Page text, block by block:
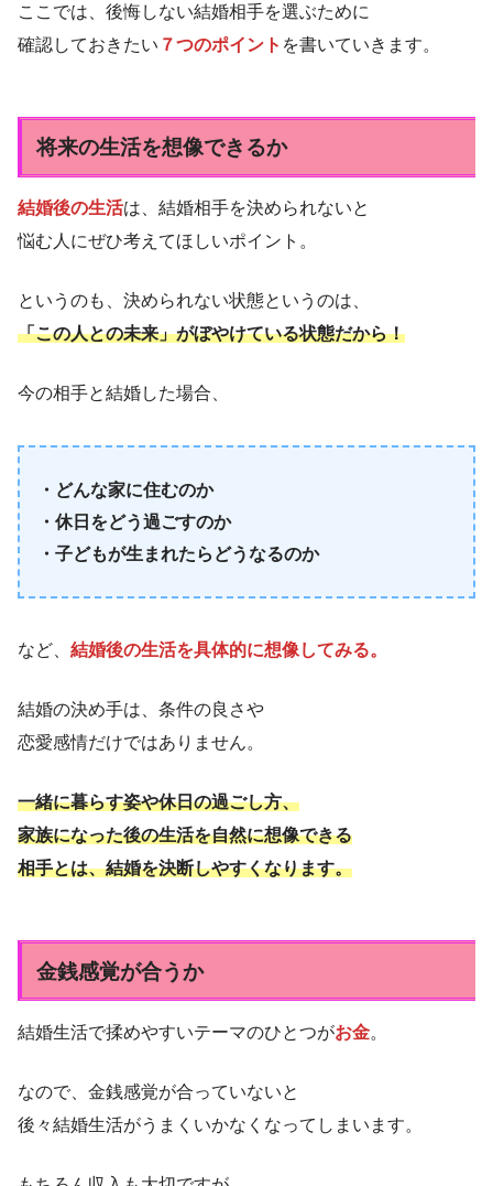
ここでは、後悔しない結婚相手を選ぶために
確認しておきたい ７つのポイント を書いていきます。
将来の生活を想像できるか
結婚後の生活は、結婚相手を決められないと
悩む人にぜひ考えてほしいポイント。
というのも、決められない状態というのは、
「この人との未来」がぼやけている状態だから！
今の相手と結婚した場合、
・どんな家に住むのか
・休日をどう過ごすのか
・子どもが生まれたらどうなるのか
など、 結婚後の生活を具体的に想像してみる。
結婚の決め手は、条件の良さや
恋愛感情だけではありません。
一緒に暮らす姿や休日の過ごし方、
家族になった後の生活を自然に想像できる
相手とは、結婚を決断しやすくなります。
金銭感覚が合うか
結婚生活で揉めやすいテーマのひとつがお金。
なので、金銭感覚が合っていないと
後々結婚生活がうまくいかなくなってしまいます。